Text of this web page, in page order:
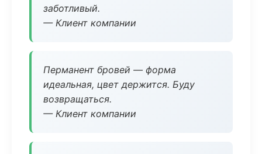
заботливый.
— Клиент компании
Перманент бровей — форма
идеальная, цвет держится. Буду
возвращаться.
— Клиент компании